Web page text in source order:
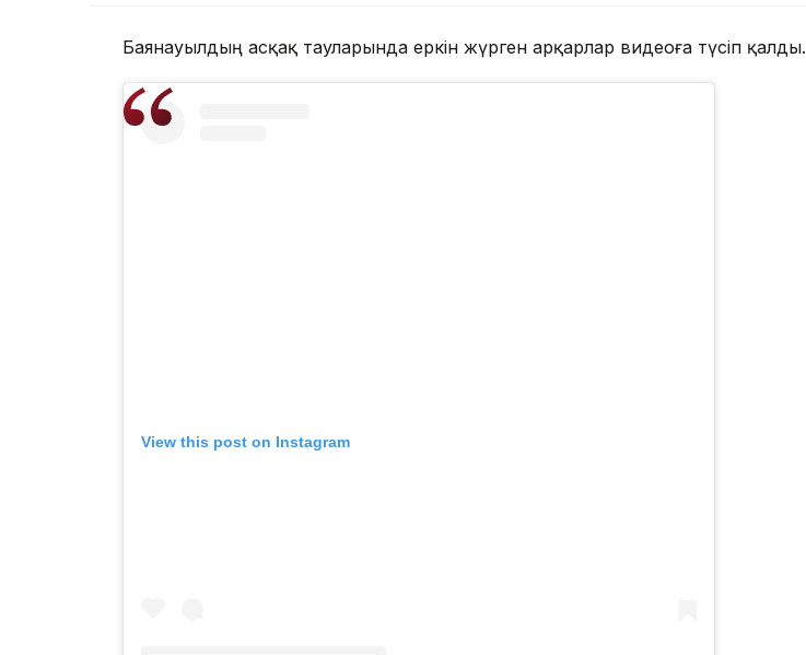
Баянауылдың асқақ тауларында еркін жүрген арқарлар видеоға түсіп қалды.
View this post on Instagram